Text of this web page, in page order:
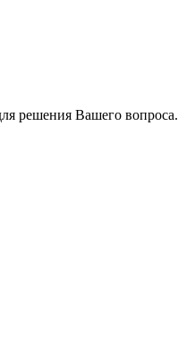
решения Вашего вопроса.